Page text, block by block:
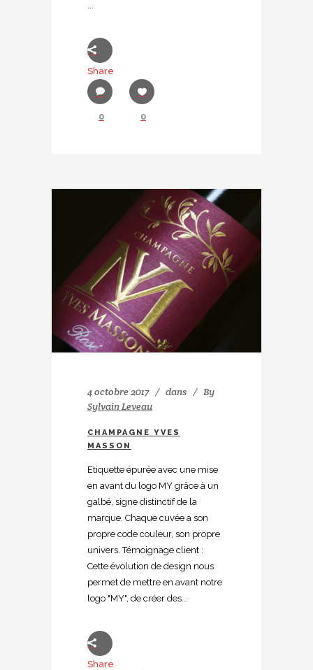
Share
0 0
4 octobre 2017 dans
By
Sylvain Leveau
CHAMPAGNE YVES
MASSON
Etiquette épurée avec une mise
en avant du logo MY grâce à un
galbé, signe distinctif de la
marque. Chaque cuvée a son
propre code couleur, son propre
univers. Témoignage client :
Cette évolution de design nous
permet de mettre en avant notre
logo "MY", de créer des...
Share